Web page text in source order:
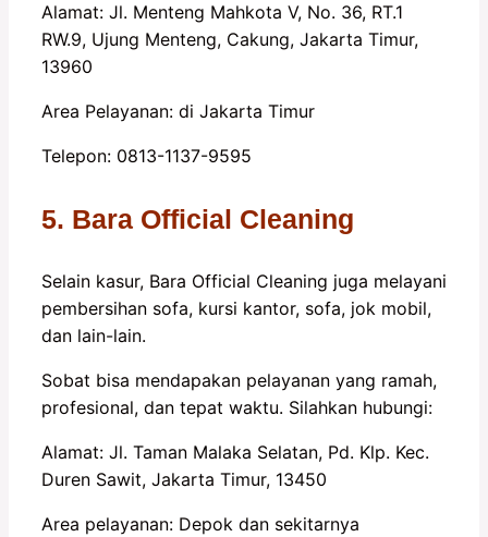
Alamat: Jl. Menteng Mahkota V, No. 36, RT.1
RW.9, Ujung Menteng, Cakung, Jakarta Timur,
13960
Area Pelayanan: di Jakarta Timur
Telepon: 0813-1137-9595
5. Bara Official Cleaning
Selain kasur, Bara Official Cleaning juga melayani
pembersihan sofa, kursi kantor, sofa, jok mobil,
dan lain-lain.
Sobat bisa mendapakan pelayanan yang ramah,
profesional, dan tepat waktu. Silahkan hubungi:
Alamat: Jl. Taman Malaka Selatan, Pd. Klp. Kec.
Duren Sawit, Jakarta Timur, 13450
Area pelayanan: Depok dan sekitarnya